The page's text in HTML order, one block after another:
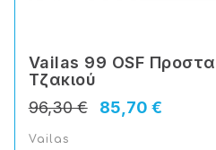
Vailas 99 OSF
Tζακιού
85,70 €
96,30 €
Vailas